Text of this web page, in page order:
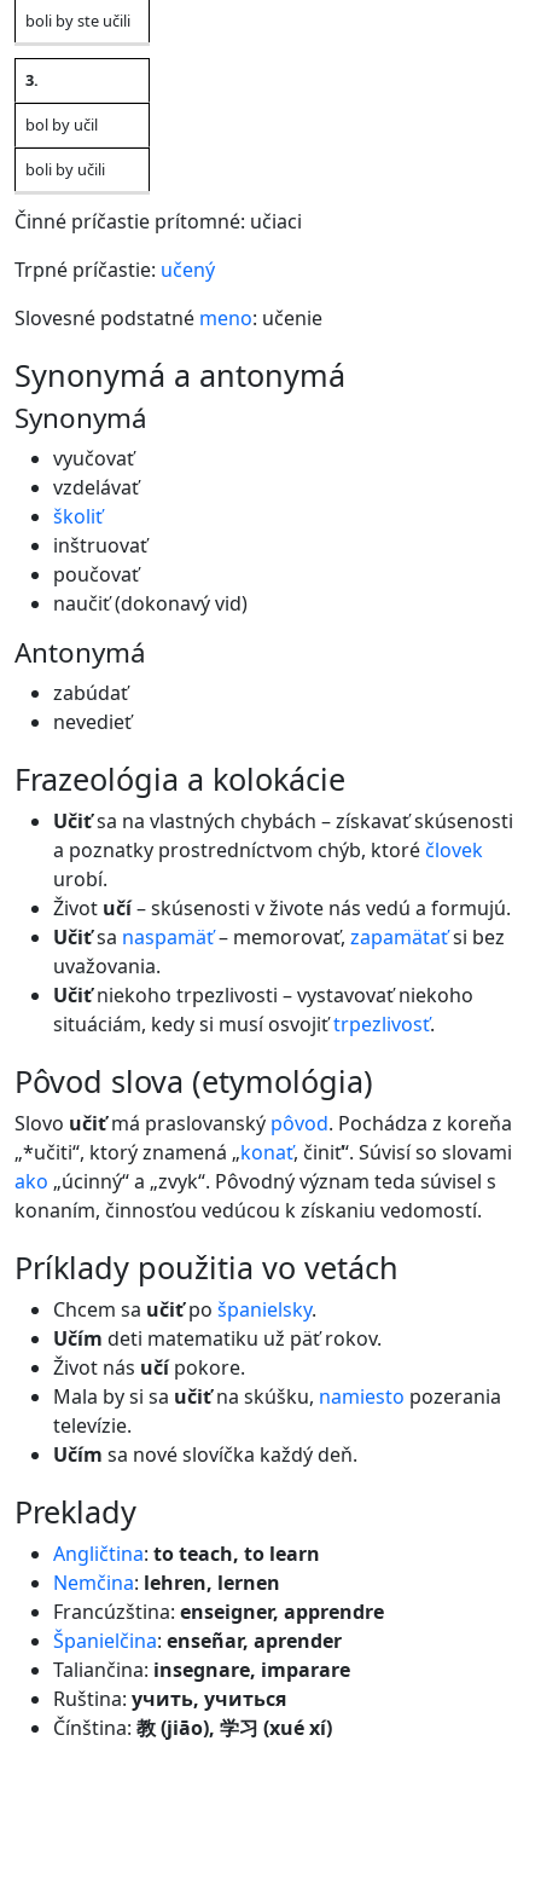
boli by ste učili
3.
bol by učil
boli by učili
Činné príčastie prítomné: učiaci
Trpné príčastie: učený
Slovesné podstatné meno: učenie
synonymá a antonymá
Synonymá
vyučovať
vzdelávať
školiť
inštruovať
poučovať
naučiť (dokonavý vid)
Antonymá
zabúdať
nevedieť
frazeológia a kolokácie
Učiťsa na vlastných chybách – získavať skúsenosti
a poznatky prostredníctvom chýb, ktoréčlovek
urobí.
Život učí– skúsenosti v živote nás vedú a formujú.
Učiťsa naspamäť– memorovať, zapamätaťsi bez
uvažovania.
Učiťniekoho trpezlivosti – vystavovať niekoho
situáciám, kedy si musí osvojiťtrpezlivosť.
pôvod slova (etymológia)
Slovo učiťmá praslovanský pôvod. Pochádza z koreňa
„*učiti“, ktorý znamená „konať, činiť“. Súvisí so slovami
ako „úcinný“ a „zvyk“. Pôvodný význam teda súvisel s
konaním, činnosťou vedúcou k získaniu vedomostí.
príklady použitia vo vetách
Chcem sa učiťpo španielsky.
Učím deti matematiku už päť rokov.
Život nás učípokore.
Mala by si sa učiťna skúšku, namiesto pozerania
televízie.
Učím sa nové slovíčka každý deň.
preklady
Angličtina: to teach, to learn
Nemčina: lehren, lernen
Francúzština: enseigner, apprendre
Španielčina: enseñar, aprender
Taliančina: insegnare, imparare
Ruština: учить, учиться
Čínština: 教 (jiāo), 学习 (xué xí)